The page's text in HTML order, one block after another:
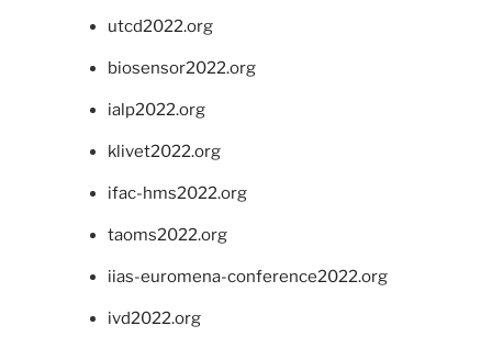
utcd2022.org
biosensor2022.org
ialp2022.org
klivet2022.org
ifac-hms2022.org
taoms2022.org
iias-euromena-conference2022.org
ivd2022.org